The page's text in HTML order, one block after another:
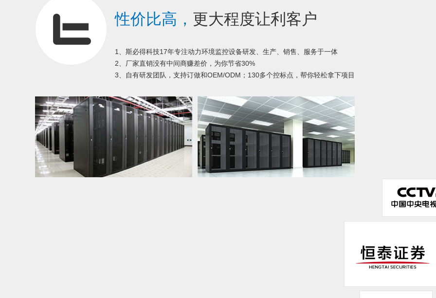
性价比高， 更大程度让利客户
1、斯必得科技17年专注动力环境监控设备研发、生产、销售、服务于一体
2、厂家直销没有中间商赚差价，为你节省30%
3、自有研发团队，支持订做和OEM/ODM；130多个控标点，帮你轻松拿下项目